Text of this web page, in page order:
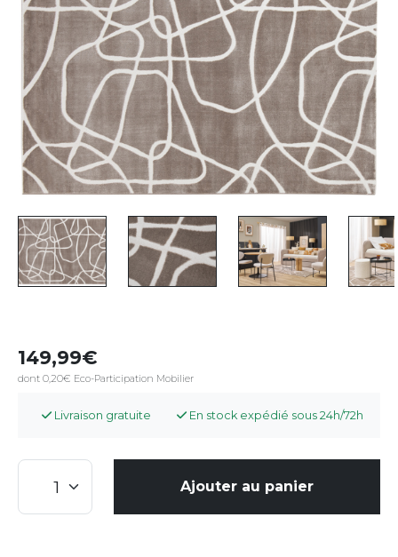
149,99
dont 0,20€ Eco-Participation Mobilier
Livraison gratuite En stock expédié sous 24h/72h
Ajouter au panier